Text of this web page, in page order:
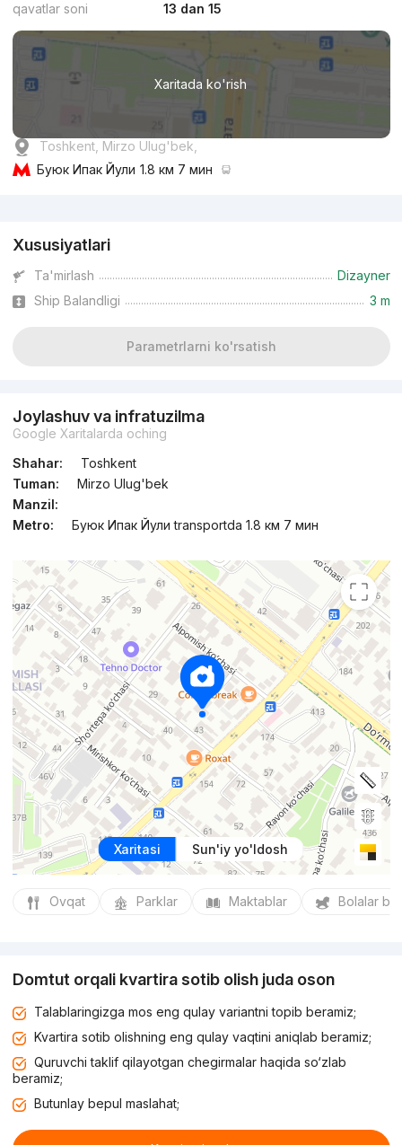
qavatlar soni
13 dan 15
Xaritada ko'rish
Toshkent, Mirzo Ulug'bek,
Буюк Ипак Йули 1.8 км 7 мин
Xususiyatlari
Ta'mirlash
Dizayner
Ship Balandligi
3 m
Parametrlarni ko'rsatish
Joylashuv va infratuzilma
Google Xaritalarda oching
Shahar:
Toshkent
Tuman:
Mirzo Ulug'bek
Manzil:
Metro:
Буюк Ипак Йули transportda 1.8 км 7 мин
Xaritasi Sun'iy yo'ldosh
Ovqat Parklar Maktablar Bolalar
Domtut orqali kvartira sotib olish juda oson
Talablaringizga mos eng qulay variantni topib beramiz;
Kvartira sotib olishning eng qulay vaqtini aniqlab beramiz;
Quruvchi taklif qilayotgan chegirmalar haqida so‘zlab
beramiz;
Butunlay bepul maslahat;